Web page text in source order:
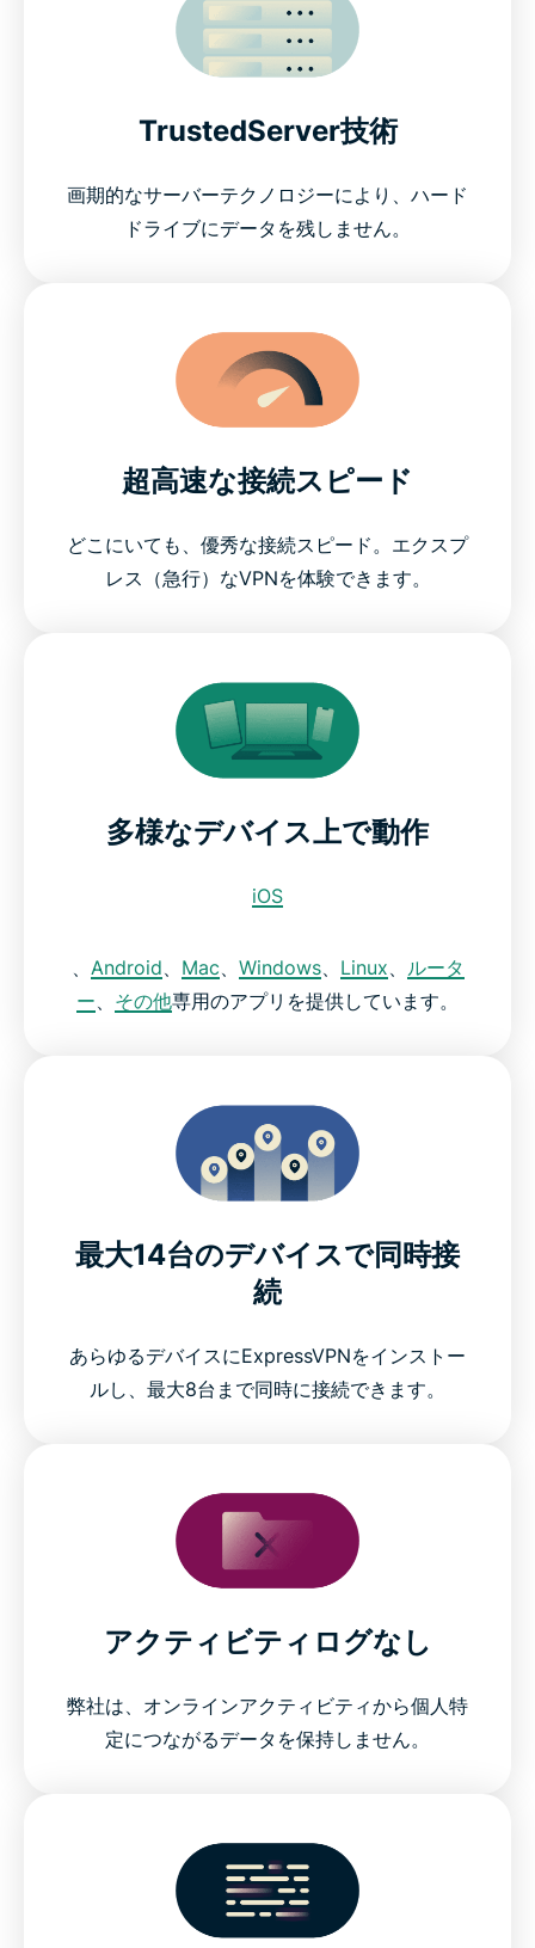
TrustedServer技術
画期的なサーバーテクノロジーにより、ハード
ドライブにデータを残しません。
超高速な接続スピード
どこにいても、優秀な接続スピード。エクスプ
レス（急行）なVPNを体験できます。
多様なデバイス上で動作
iOS
、 Android、 Mac、 Windows、 Linux、 ルータ
ー、 その他専用のアプリを提供しています。
最大14台のデバイスで同時接
続
あらゆるデバイスにExpressVPNをインストー
ルし、最大8台まで同時に接続できます。
アクティビティログなし
弊社は、オンラインアクティビティから個人特
定につながるデータを保持しません。